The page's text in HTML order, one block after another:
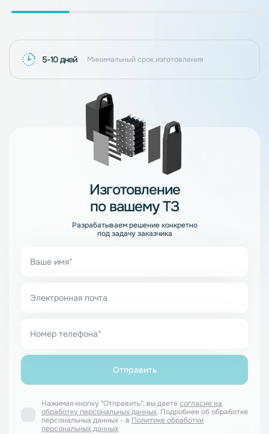
5-10 дней Минимальный срок изготовления
Изготовление
по вашему ТЗ
Разрабатываем решение конкретно
под задачу заказчика
Нажимая кнопку "Отправить", вы даетесогласие на
обработку персональных данных. Подробнее об обработке
персональных данных - в Политике обработки
персональных данных